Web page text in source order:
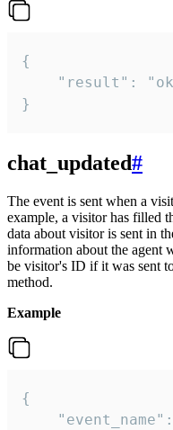
{
"result":
}
chat_updated#
The event is sent when a
example, a visitor has filled
data about visitor is sent in
information about the agent
be visitor's ID if it was sent
method.
Example
{